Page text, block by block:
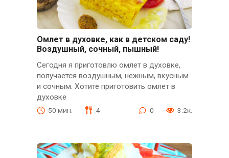
Омлет в духовке, как в детском саду!
Воздушный, сочный, пышный!
Сегодня я приготовлю омлет в духовке,
получается воздушным, нежным, вкусным
и сочным. Хотите приготовить омлет в
духовке
50 мин. 4 0 3.2к.